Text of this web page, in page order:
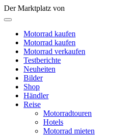
Der Marktplatz von
Motorrad kaufen
Motorrad kaufen
Motorrad verkaufen
Testberichte
Neuheiten
Bilder
Shop
Händler
Reise
Motorradtouren
Hotels
Motorrad mieten